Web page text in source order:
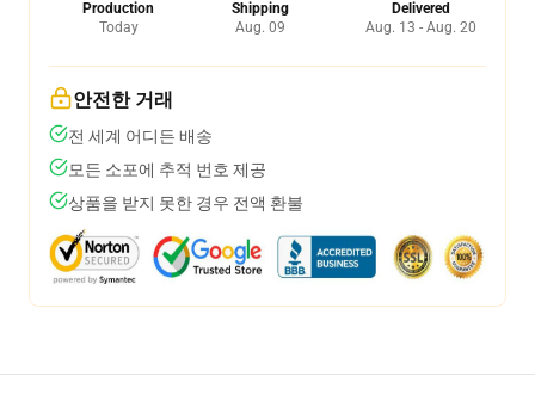
Production
Today
Shipping
Aug. 09
Delivered
Aug. 13 - Aug. 20
안전한 거래
전 세계 어디든 배송
모든 소포에 추적 번호 제공
상품을 받지 못한 경우 전액 환불